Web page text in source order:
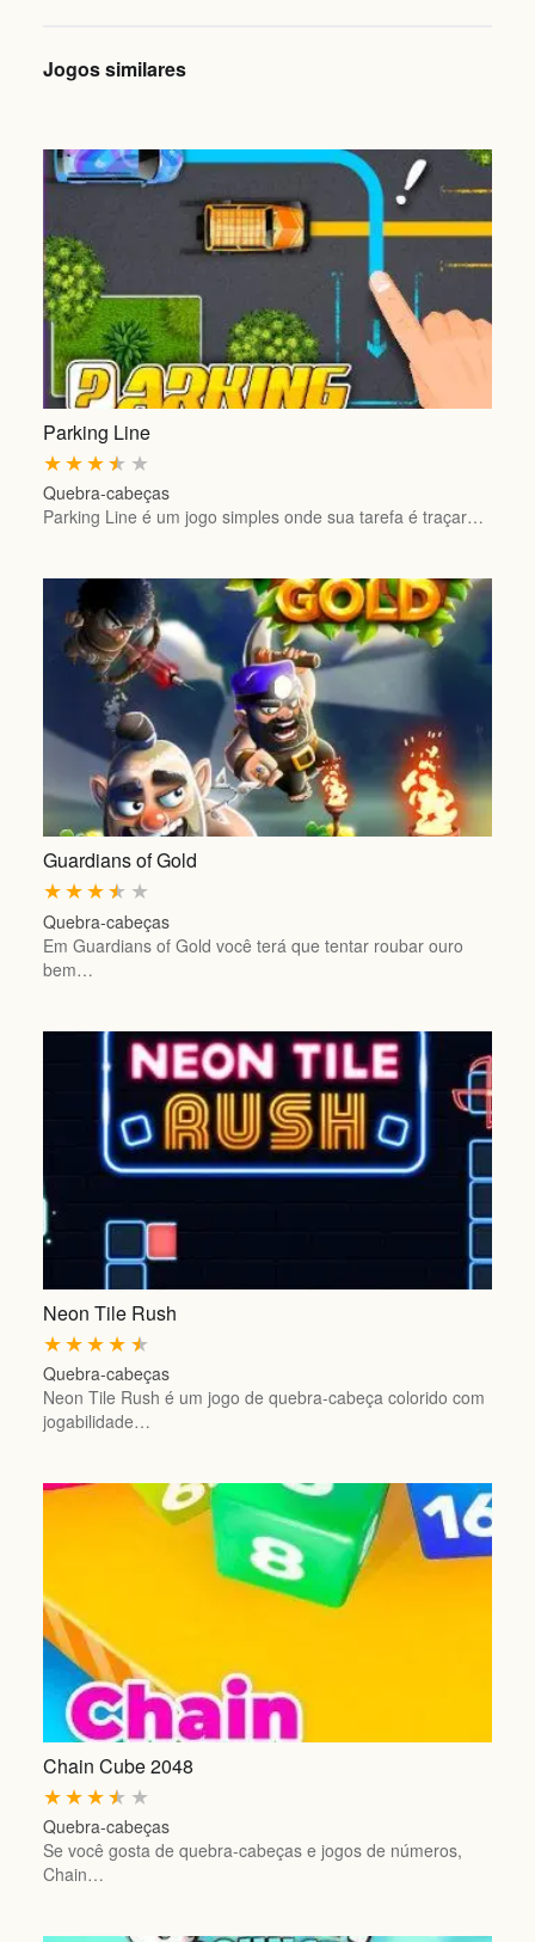
Jogos similares
Parking Line
★
★
★
★
★
Quebra-cabeças
Parking Line é um jogo simples onde sua tarefa é traçar…
Guardians of Gold
★
★
★
★
★
Quebra-cabeças
Em Guardians of Gold você terá que tentar roubar ouro
bem…
Neon Tile Rush
★
★
★
★
★
Quebra-cabeças
Neon Tile Rush é um jogo de quebra-cabeça colorido com
jogabilidade…
Chain Cube 2048
★
★
★
★
★
Quebra-cabeças
Se você gosta de quebra-cabeças e jogos de números,
Chain…